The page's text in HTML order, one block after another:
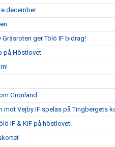
december
ger Tölö IF bidrag!
på Höstlovet
Grönland
mot Vejby IF spelas på Tingbergets
IF & KIF på höstlovet!